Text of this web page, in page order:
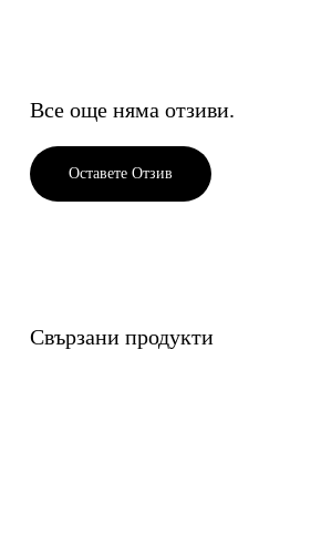
Все още няма отзиви.
Оставете Отзив
Свързани продукти